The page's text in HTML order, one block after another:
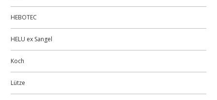
HEBOTEC
HELU ex Sangel
Koch
Lütze